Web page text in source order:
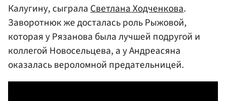
Калугину, сыгралаСветлана Ходченкова.
Заворотнюк же досталась роль Рыжовой,
которая у Рязанова была лучшей подругой и
коллегой Новосельцева, а у Андреасяна
оказалась вероломной предательницей.